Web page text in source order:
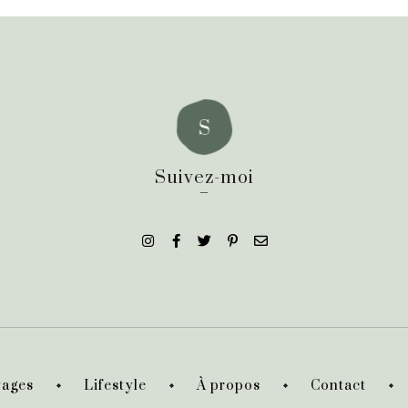
Suivez-moi
_
Lifestyle À propos Contact